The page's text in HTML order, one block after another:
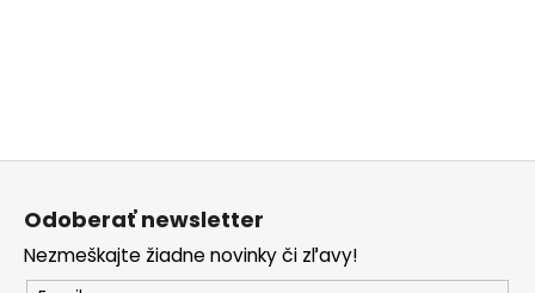
Z
Odoberať newsletter
Nezmeškajte žiadne novinky či zľavy!